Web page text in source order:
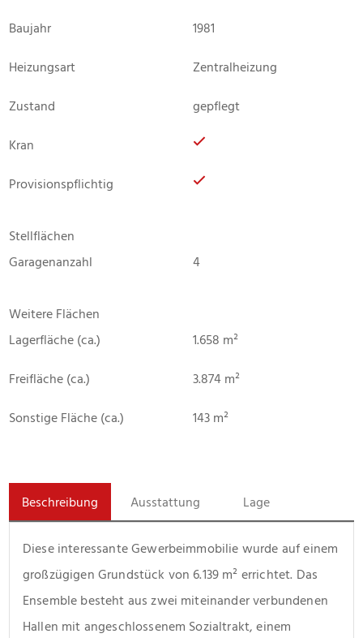
Baujahr
1981
Heizungsart
Zentralheizung
Zustand
gepflegt
Kran
Provisionspflichtig
Stellflächen
Garagenanzahl
4
Weitere Flächen
Lagerfläche (ca.)
1.658 m²
Freifläche (ca.)
3.874 m²
Sonstige Fläche (ca.)
143 m²
Beschreibung Ausstattung Lage
Diese interessante Gewerbeimmobilie wurde auf einem
großzügigen Grundstück von 6.139 m² errichtet. Das
Ensemble besteht aus zwei miteinander verbundenen
Hallen mit angeschlossenem Sozialtrakt, einem